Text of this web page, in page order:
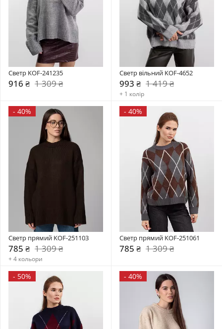
Светр KOF-241235
916 ₴ 1 309 ₴
Светр вільний KOF-4652
993 ₴ 1 419 ₴
+ 1 колір
- 40%
Светр прямий KOF-251103
785 ₴ 1 309 ₴
+ 4 кольори
- 40%
Светр прямий KOF-251061
785 ₴ 1 309 ₴
- 50% - 40%